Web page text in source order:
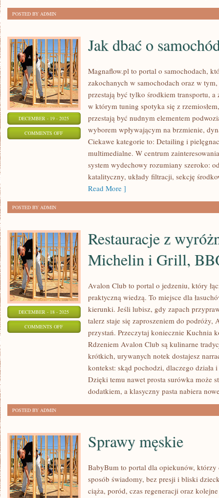
POSTED BY ADMIN
DECEMBER - 19 - 2025
COMMENTS OFFON
SAMOCHÓD
Jak dbać o
Magnaflow.pl to portal o samochodach,
zakochanych w samochodach oraz w
przestają być tylko środkiem transportu, a
w którym tuning spotyka się z
przestają być nudnym elementem
wyborem wpływającym na brzmienie,
Ciekawe kategorie to: Detailing i
multimedialne. W centrum
system wydechowy rozumiany szeroko:
katalityczny, układy filtracji, sekcję
Read More ]
POSTED BY ADMIN
DECEMBER - 18 - 2025
COMMENTS OFFON
RESTAURACJE
SMOKEHOUSE
Restauracje z
Michelin i Grill,
Avalon Club to portal o jedzeniu, który
praktyczną wiedzą. To miejsce dla
kierunki. Jeśli lubisz, gdy zapach
talerz staje się zaproszeniem do
przystań. Przeczytaj koniecznie Kuchnia
Rdzeniem Avalon Club są kulinarne
krótkich, urywanych notek dostajesz
kontekst: skąd pochodzi, dlaczego działa
Dzięki temu nawet prosta surówka może
dodatkiem, a klasyczny pasta nabiera
POSTED BY ADMIN
Sprawy męskie
BabyBum to portal dla opiekunów,
sposób świadomy, bez presji i bliski
ciąża, poród, czas regeneracji oraz